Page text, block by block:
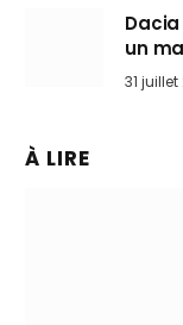
un
31 juillet
À LIRE